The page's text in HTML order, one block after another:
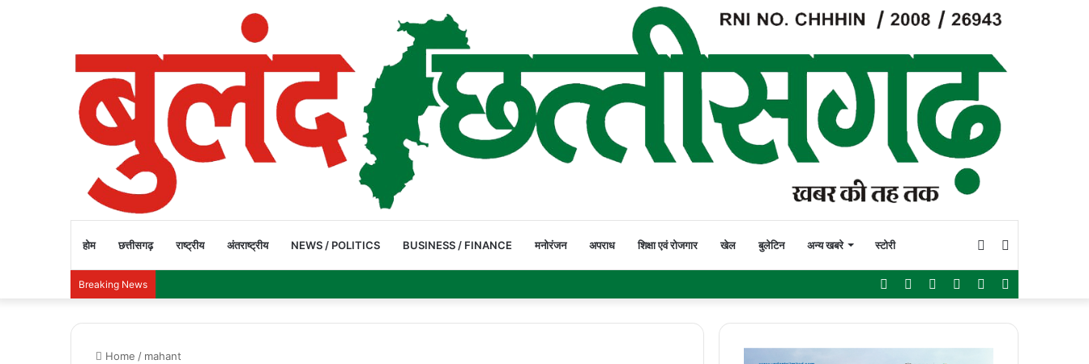
होम छत्तीसगढ़ राष्ट्रीय अंतराष्ट्रीय NEWS / POLITICS BUSINESS / FINANCE मनोरंजन अपराध शिक्षा एवं रोजगार खेल बुलेटिन अन्य खबरे स्टोरी Switch
skin
Breaking News WhatsApp
Instagram
YouTube
Twitter
Facebook
Home / mahant